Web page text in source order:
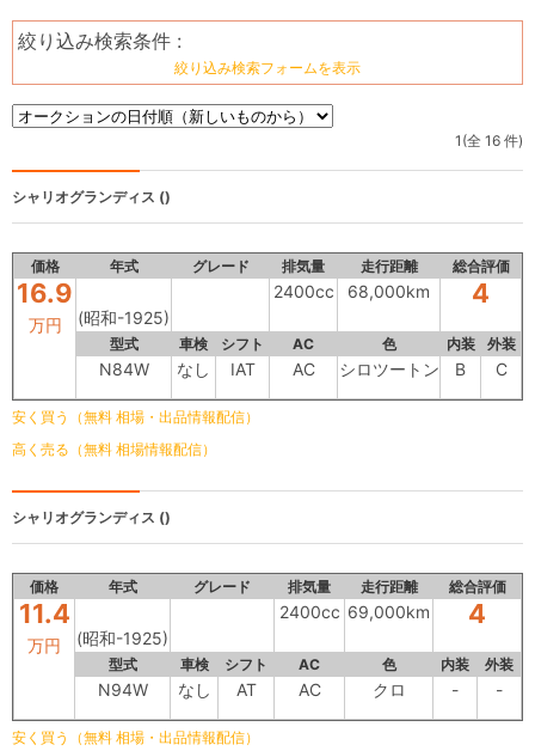
絞り込み検索条件 :
絞り込み検索フォームを表示
1(全 16 件)
シャリオグランディス ()
価格 年式 グレード 排気量 走行距離 総合評価
16.9
万円 (昭和-1925)
2400cc 68,000km 4
型式 車検 シフト AC 色 内装 外装
N84W なし IAT AC シロツートン B C
安く買う（無料 相場・出品情報配信）
高く売る（無料 相場情報配信）
シャリオグランディス ()
価格 年式 グレード 排気量 走行距離 総合評価
11.4
万円 (昭和-1925)
2400cc 69,000km 4
型式 車検 シフト AC 色 内装 外装
N94W なし AT AC クロ - -
安く買う（無料 相場・出品情報配信）